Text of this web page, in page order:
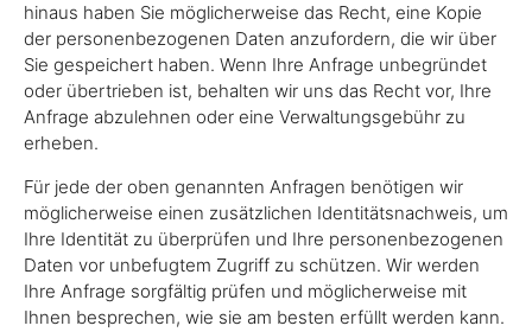
hinaus haben Sie möglicherweise das Recht, eine Kopie
der personenbezogenen Daten anzufordern, die wir über
Sie gespeichert haben. Wenn Ihre Anfrage unbegründet
oder übertrieben ist, behalten wir uns das Recht vor, Ihre
Anfrage abzulehnen oder eine Verwaltungsgebühr zu
erheben.
Für jede der oben genannten Anfragen benötigen wir
möglicherweise einen zusätzlichen Identitätsnachweis, um
Ihre Identität zu überprüfen und Ihre personenbezogenen
Daten vor unbefugtem Zugriff zu schützen. Wir werden
Ihre Anfrage sorgfältig prüfen und möglicherweise mit
Ihnen besprechen, wie sie am besten erfüllt werden kann.